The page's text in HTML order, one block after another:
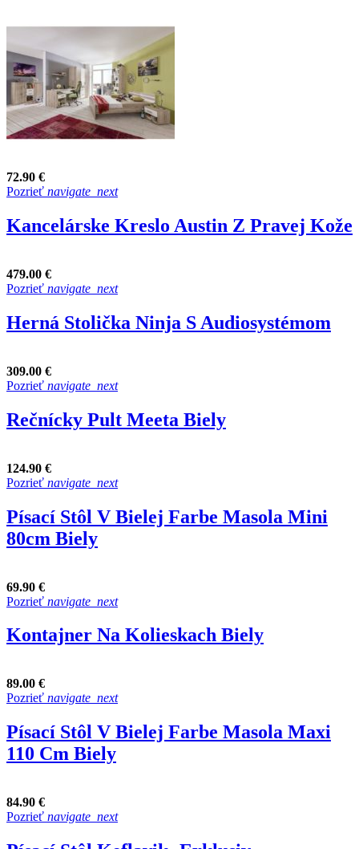
72.90 €
Pozrieť navigate_next
Kancelárske Kreslo Austin Z Pravej Kože
479.00 €
Pozrieť navigate_next
Herná Stolička Ninja S Audiosystémom
309.00 €
Pozrieť navigate_next
Rečnícky Pult Meeta Biely
124.90 €
Pozrieť navigate_next
Písací Stôl V Bielej Farbe Masola Mini
80cm Biely
69.90 €
Pozrieť navigate_next
Kontajner Na Kolieskach Biely
89.00 €
Pozrieť navigate_next
Písací Stôl V Bielej Farbe Masola Maxi
110 Cm Biely
84.90 €
Pozrieť navigate_next